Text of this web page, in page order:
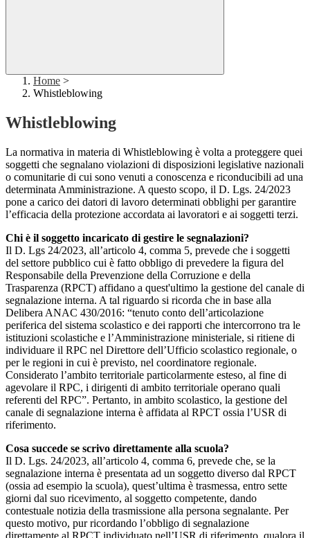
Home >
Whistleblowing
Whistleblowing
La normativa in materia di Whistleblowing è volta a proteggere quei
soggetti che segnalano violazioni di disposizioni legislative nazionali
o comunitarie di cui sono venuti a conoscenza e riconducibili ad una
determinata Amministrazione. A questo scopo, il D. Lgs. 24/2023
pone a carico dei datori di lavoro determinati obblighi per garantire
l’efficacia della protezione accordata ai lavoratori e ai soggetti terzi.
Chi è il soggetto incaricato di gestire le segnalazioni?
Il D. Lgs 24/2023, all’articolo 4, comma 5, prevede che i soggetti
del settore pubblico cui è fatto obbligo di prevedere la figura del
Responsabile della Prevenzione della Corruzione e della
Trasparenza (RPCT) affidano a quest'ultimo la gestione del canale di
segnalazione interna. A tal riguardo si ricorda che in base alla
Delibera ANAC 430/2016: “tenuto conto dell’articolazione
periferica del sistema scolastico e dei rapporti che intercorrono tra le
istituzioni scolastiche e l’Amministrazione ministeriale, si ritiene di
individuare il RPC nel Direttore dell’Ufficio scolastico regionale, o
per le regioni in cui è previsto, nel coordinatore regionale.
Considerato l’ambito territoriale particolarmente esteso, al fine di
agevolare il RPC, i dirigenti di ambito territoriale operano quali
referenti del RPC”. Pertanto, in ambito scolastico, la gestione del
canale di segnalazione interna è affidata al RPCT ossia l’USR di
riferimento.
Cosa succede se scrivo direttamente alla scuola?
Il D. Lgs. 24/2023, all’articolo 4, comma 6, prevede che, se la
segnalazione interna è presentata ad un soggetto diverso dal RPCT
(ossia ad esempio la scuola), quest’ultima è trasmessa, entro sette
giorni dal suo ricevimento, al soggetto competente, dando
contestuale notizia della trasmissione alla persona segnalante. Per
questo motivo, pur ricordando l’obbligo di segnalazione